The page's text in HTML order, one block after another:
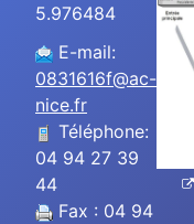
5.976484
E-mail:
0831616f@ac-
nice.fr
Téléphone:
04 94 27 39
44
Fax : 04 94